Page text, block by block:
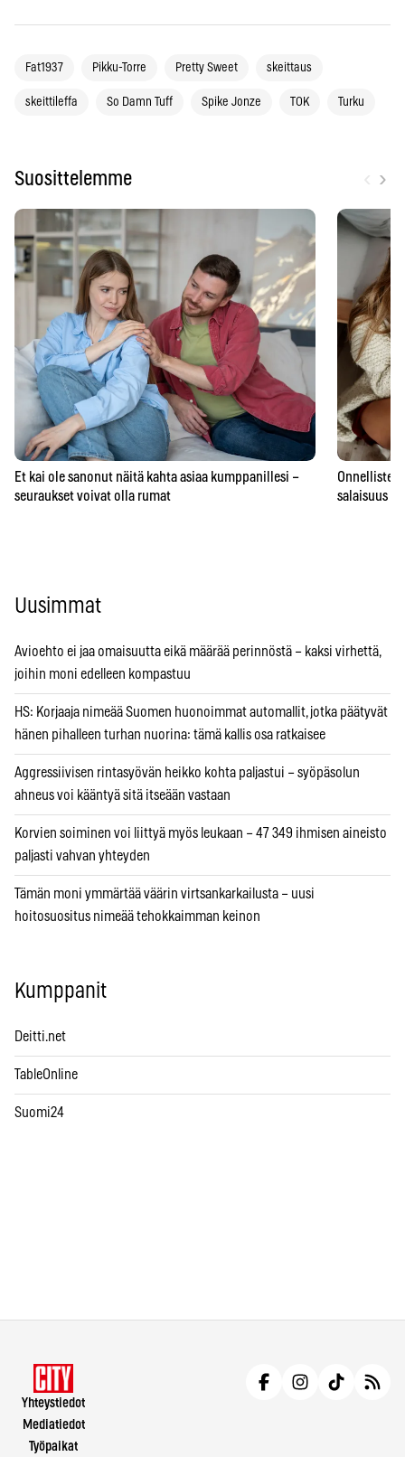
Fat1937 Pikku-Torre Pretty Sweet skeittaus
skeittileffa So Damn Tuff Spike Jonze TOK Turku
Suosittelemme ›
Et kai ole sanonut näitä kahta asiaa kumppanillesi –
seuraukset voivat olla rumat
Onnellisten
salaisuus –
Uusimmat
Avioehto ei jaa omaisuutta eikä määrää perinnöstä – kaksi virhettä,
joihin moni edelleen kompastuu
HS: Korjaaja nimeää Suomen huonoimmat automallit, jotka päätyvät
hänen pihalleen turhan nuorina: tämä kallis osa ratkaisee
Aggressiivisen rintasyövän heikko kohta paljastui – syöpäsolun
ahneus voi kääntyä sitä itseään vastaan
Korvien soiminen voi liittyä myös leukaan – 47 349 ihmisen aineisto
paljasti vahvan yhteyden
Tämän moni ymmärtää väärin virtsankarkailusta – uusi
hoitosuositus nimeää tehokkaimman keinon
Kumppanit
Deitti.net
TableOnline
Suomi24
Yhteystiedot
Mediatiedot
Työpaikat